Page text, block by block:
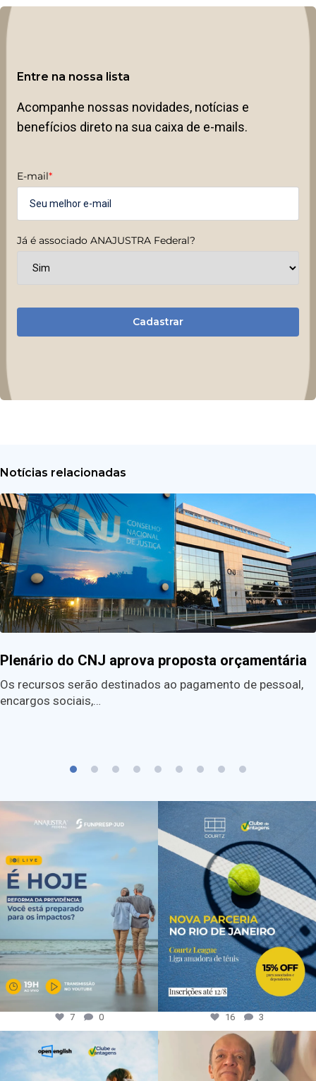
Entre na nossa lista
Acompanhe nossas novidades, notícias e
benefícios direto na sua caixa de e-mails.
E-mail*
Já é associado ANAJUSTRA Federal?
Cadastrar
Notícias relacionadas
Plenário do CNJ aprova proposta orçamentária
Os recursos serão destinados ao pagamento de pessoal,
encargos sociais,…
7 0 16 3